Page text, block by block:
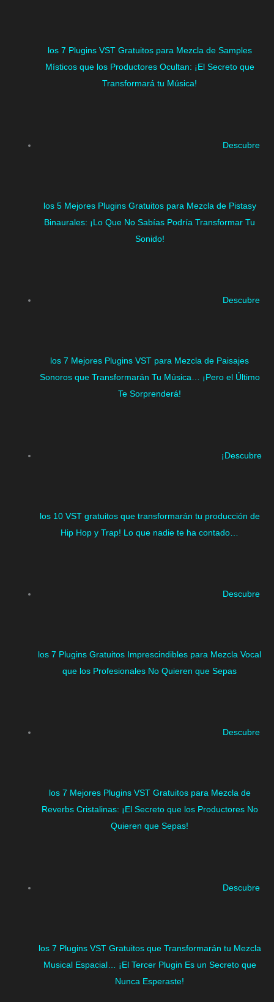
los 7 Plugins VST Gratuitos para Mezcla de Samples
Místicos que los Productores Ocultan: ¡El Secreto que
Transformará tu Música!
Descubre
los 5 Mejores Plugins Gratuitos para Mezcla de Pistasy
Binaurales: ¡Lo Que No Sabías Podría Transformar Tu
Sonido!
Descubre
los 7 Mejores Plugins VST para Mezcla de Paisajes
Sonoros que Transformarán Tu Música… ¡Pero el Último
Te Sorprenderá!
¡Descubre
los 10 VST gratuitos que transformarán tu producción de
Hip Hop y Trap! Lo que nadie te ha contado…
Descubre
los 7 Plugins Gratuitos Imprescindibles para Mezcla Vocal
que los Profesionales No Quieren que Sepas
Descubre
los 7 Mejores Plugins VST Gratuitos para Mezcla de
Reverbs Cristalinas: ¡El Secreto que los Productores No
Quieren que Sepas!
Descubre
los 7 Plugins VST Gratuitos que Transformarán tu Mezcla
Musical Espacial… ¡El Tercer Plugin Es un Secreto que
Nunca Esperaste!